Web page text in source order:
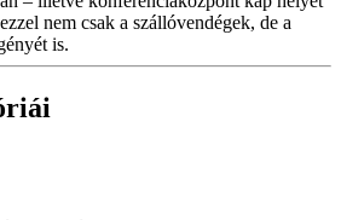
nem csak a szállóvendégek, de a
is.